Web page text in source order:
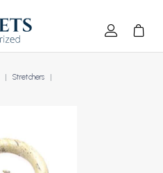
Stretchers